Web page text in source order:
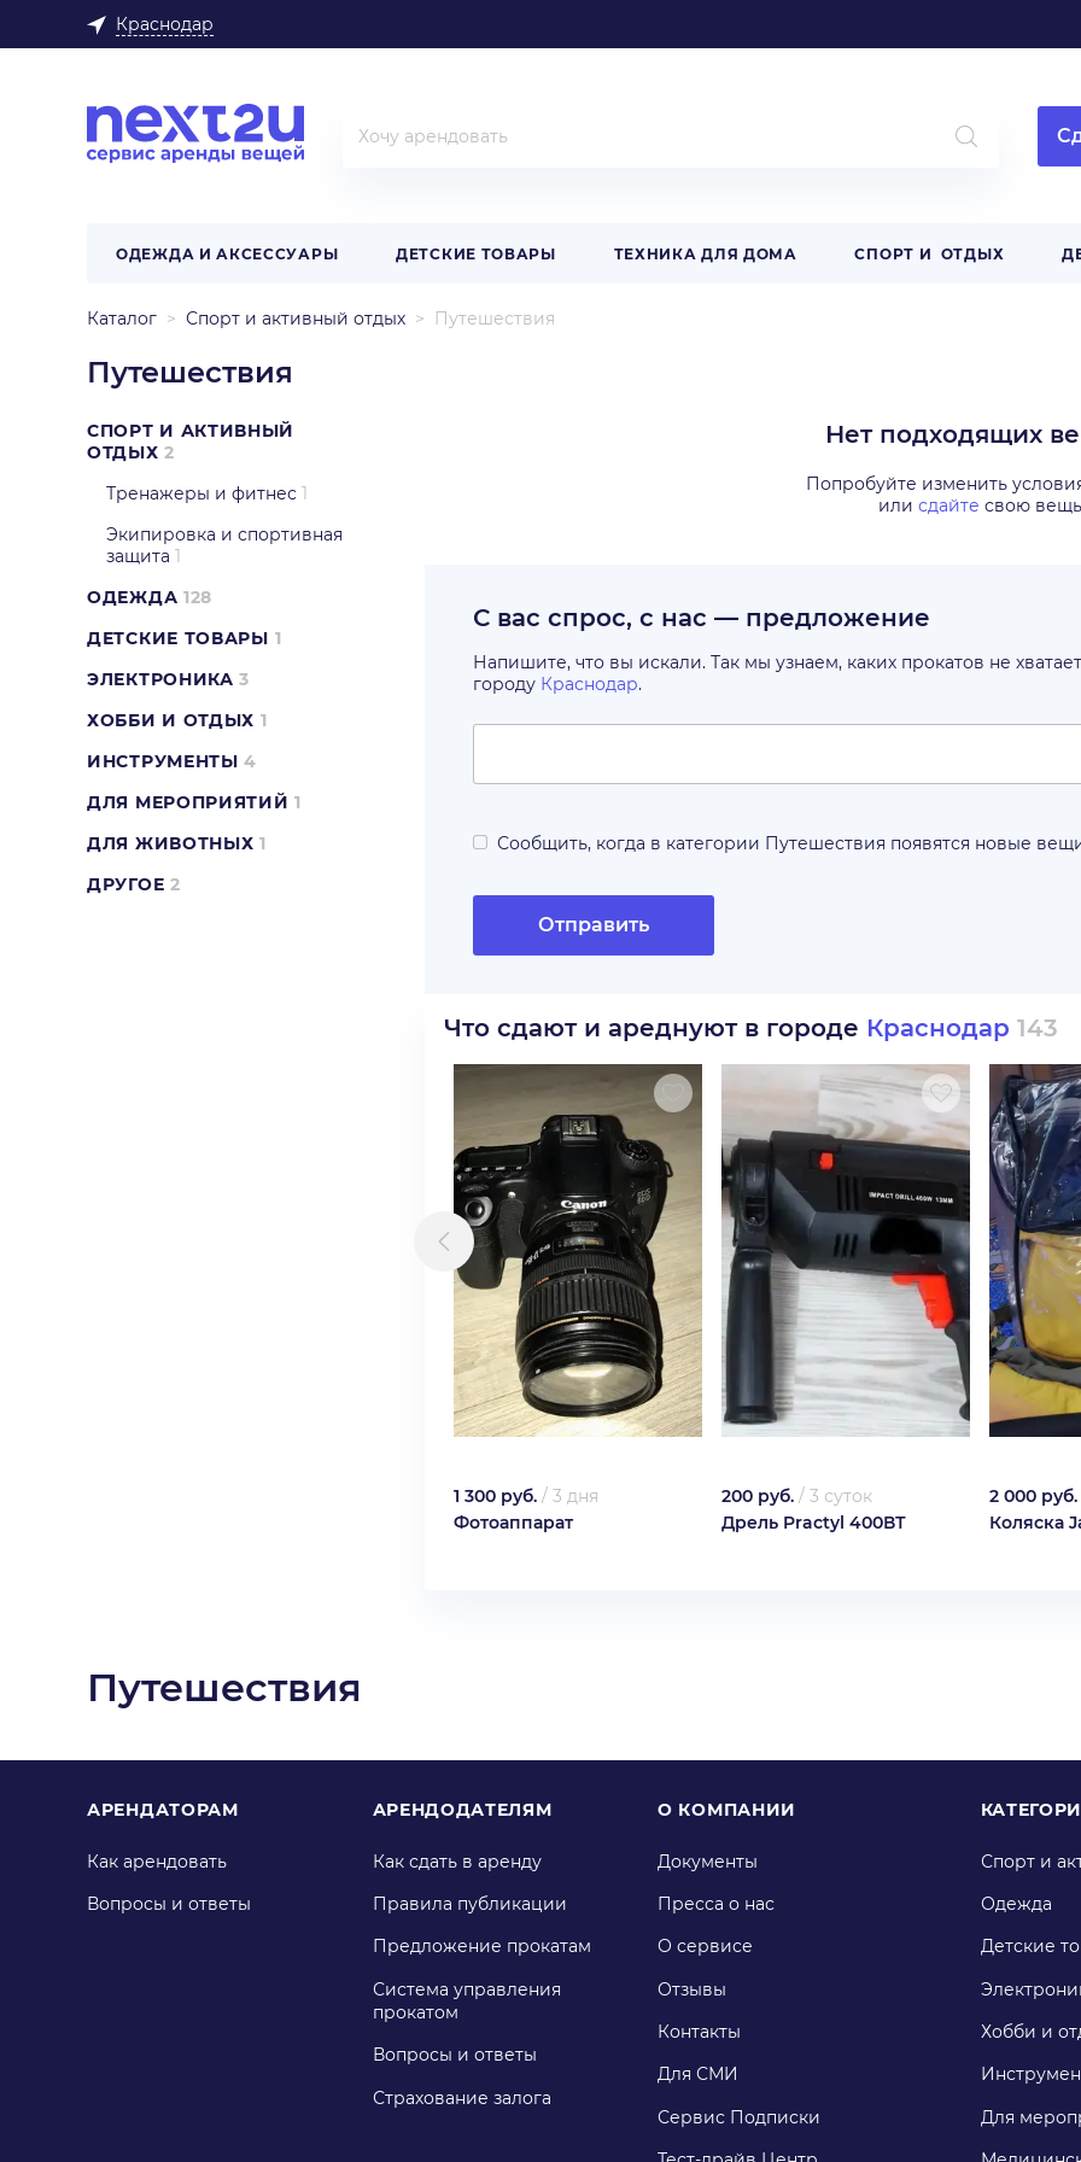
Краснодар
ОДЕЖДА И АКСЕССУАРЫ ДЕТСКИЕ ТОВАРЫ ТЕХНИКА ДЛЯ ДОМА СПОРТ И ОТДЫХ
Каталог Спорт и активный отдых Путешествия
Путешествия
СПОРТ И АКТИВНЫЙ
ОТДЫХ 2
Тренажеры и фитнес 1
Экипировка и спортивная
защита 1
ОДЕЖДА 128
ДЕТСКИЕ ТОВАРЫ 1
ЭЛЕКТРОНИКА 3
ХОББИ И ОТДЫХ 1
ИНСТРУМЕНТЫ 4
ДЛЯ МЕРОПРИЯТИЙ 1
ДЛЯ ЖИВОТНЫХ 1
ДРУГОЕ 2
Нет подходящих
Попробуйте изменить
или сдайте свою вещь
С вас спрос, с нас — предложение
Напишите, что вы искали. Так мы узнаем, каких прокатов не хватает
городу Краснодар.
Сообщить, когда в категории Путешествия появятся новые
Отправить
Что сдают и ареднуют в городе Краснодар 143
1 300 руб. / 3 дня
Фотоаппарат
200 руб. / 3 суток
Дрель Practyl 400ВТ
2 000 руб.
Коляска
Путешествия
АРЕНДАТОРАМ
Как арендовать
Вопросы и ответы
АРЕНДОДАТЕЛЯМ
Как сдать в аренду
Правила публикации
Предложение прокатам
Система управления
прокатом
Вопросы и ответы
Страхование залога
О КОМПАНИИ
Документы
Пресса о нас
О сервисе
Отзывы
Контакты
Для СМИ
Сервис Подписки
Спорт и
Одежда
Детские
Хобби и
Для